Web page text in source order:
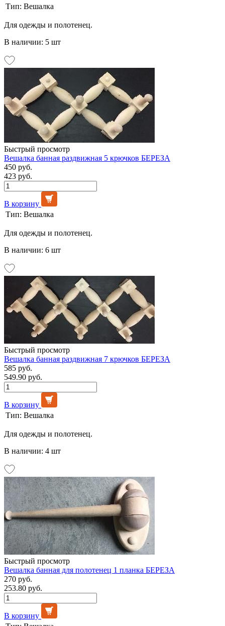
Тип: Вешалка
Для одежды и полотенец.
В наличии: 5 шт
Быстрый просмотр
Вешалка банная раздвижная 5 крючков БЕРЕЗА
450 руб.
423 руб.
В корзину
Тип: Вешалка
Для одежды и полотенец.
В наличии: 6 шт
Быстрый просмотр
Вешалка банная раздвижная 7 крючков БЕРЕЗА
585 руб.
549.90 руб.
В корзину
Тип: Вешалка
Для одежды и полотенец.
В наличии: 4 шт
Быстрый просмотр
Вешалка банная для полотенец 1 планка БЕРЕЗА
270 руб.
253.80 руб.
В корзину